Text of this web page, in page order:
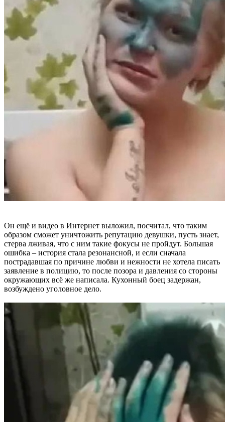
Он ещё и видео в Интернет выложил, посчитал, что таким
образом сможет уничтожить репутацию девушки, пусть знает,
стерва лживая, что с ним такие фокусы не пройдут. Большая
ошибка – история стала резонансной, и если сначала
пострадавшая по причине любви и нежности не хотела писать
заявление в полицию, то после позора и давления со стороны
окружающих всё же написала. Кухонный боец задержан,
возбуждено уголовное дело.